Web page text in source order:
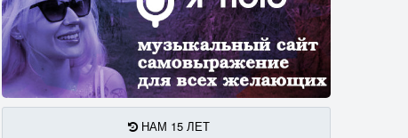
НАМ 15 ЛЕТ